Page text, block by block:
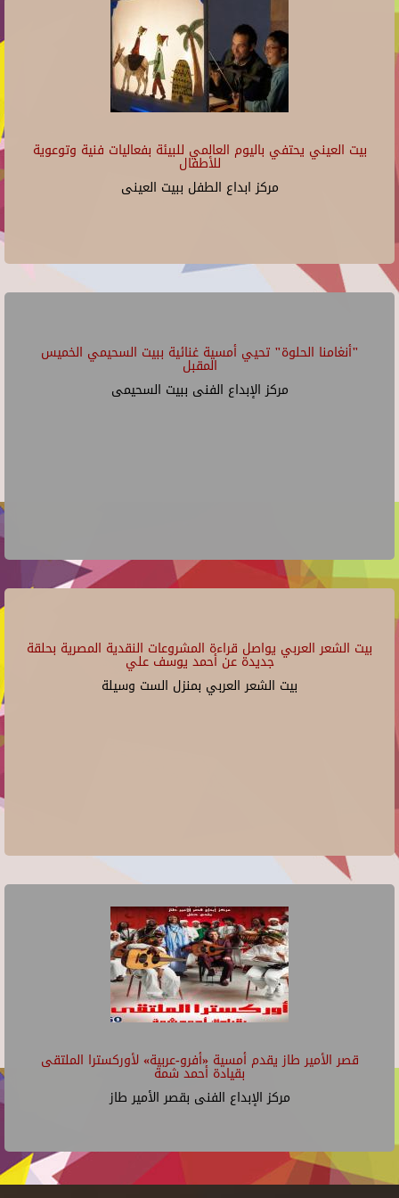
بيت العيني يحتفي باليوم العالمي للبيئة بفعاليات فنية وتوعوية
للأطفال
مركز ابداع الطفل ببيت العينى
"أنغامنا الحلوة" تحيي أمسية غنائية ببيت السحيمي الخميس
المقبل
مركز الإبداع الفنى ببيت السحيمى
بيت الشعر العربي يواصل قراءة المشروعات النقدية المصرية بحلقة
جديدة عن أحمد يوسف علي
بيت الشعر العربي بمنزل الست وسيلة
قصر الأمير طاز يقدم أمسية «أفرو-عربية» لأوركسترا الملتقى
بقيادة أحمد شمة
مركز الإبداع الفنى بقصر الأمير طاز